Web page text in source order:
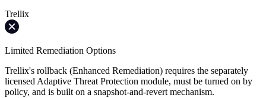
Trellix
Limited Remediation Options
Trellix's rollback (Enhanced Remediation) requires the separately
licensed Adaptive Threat Protection module, must be turned on by
policy, and is built on a snapshot-and-revert mechanism.